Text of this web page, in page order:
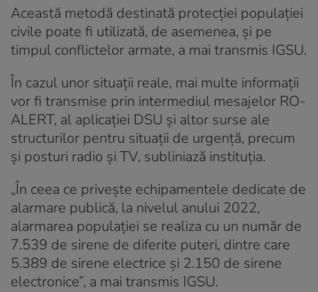
Această metodă destinată protecţiei populaţiei
civile poate fi utilizată, de asemenea, şi pe
timpul conflictelor armate, a mai transmis IGSU.
În cazul unor situații reale, mai multe informații
vor fi transmise prin intermediul mesajelor RO-
ALERT, al aplicaţiei DSU şi altor surse ale
structurilor pentru situaţii de urgenţă, precum
şi posturi radio şi TV, subliniază instituția.
„În ceea ce priveşte echipamentele dedicate de
alarmare publică, la nivelul anului 2022,
alarmarea populaţiei se realiza cu un număr de
7.539 de sirene de diferite puteri, dintre care
5.389 de sirene electrice şi 2.150 de sirene
electronice”, a mai transmis IGSU.